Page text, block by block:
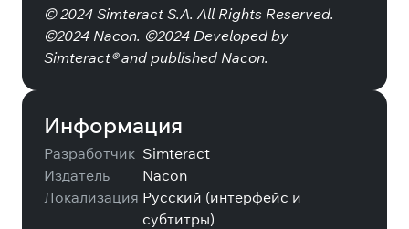
© 2024 Simteract S.A. All Rights Reserved.
©2024 Nacon. ©2024 Developed by
Simteract® and published Nacon.
Информация
Разработчик Simteract
Издатель
Nacon
Локализация Русский (интерфейс и
субтитры)